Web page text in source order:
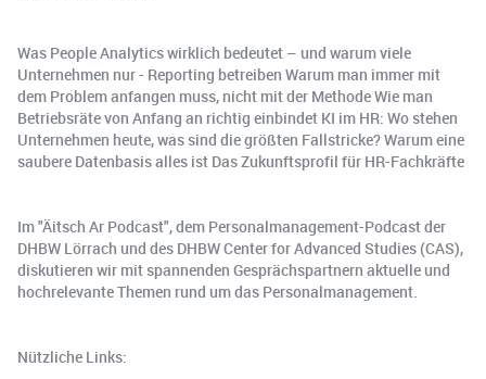
Was People Analytics wirklich bedeutet – und warum viele
Unternehmen nur - Reporting betreiben Warum man immer mit
dem Problem anfangen muss, nicht mit der Methode Wie man
Betriebsräte von Anfang an richtig einbindet KI im HR: Wo stehen
Unternehmen heute, was sind die größten Fallstricke? Warum eine
saubere Datenbasis alles ist Das Zukunftsprofil für HR-Fachkräfte
Im "Äitsch Ar Podcast", dem Personalmanagement-Podcast der
DHBW Lörrach und des DHBW Center for Advanced Studies (CAS),
diskutieren wir mit spannenden Gesprächspartnern aktuelle und
hochrelevante Themen rund um das Personalmanagement.
Nützliche Links: